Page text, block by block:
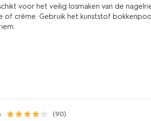
voor het veilig losmaken van de
of crème. Gebruik het kunststof
(90)